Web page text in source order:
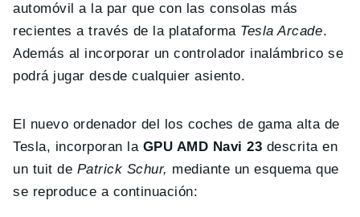
automóvil a la par que con las consolas más
recientes a través de la plataforma Tesla Arcade.
Además al incorporar un controlador inalámbrico se
podrá jugar desde cualquier asiento.
El nuevo ordenador del los coches de gama alta de
Tesla, incorporan la GPU AMD Navi 23 descrita en
un tuit de Patrick Schur, mediante un esquema que
se reproduce a continuación: